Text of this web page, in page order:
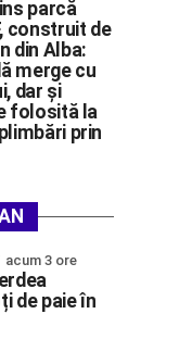
parcă
construit de
din Alba:
merge cu
dar și
folosită la
prin
acum 3 ore
de paie în